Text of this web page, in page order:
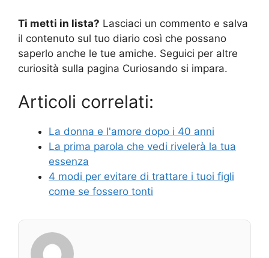
Ti metti in lista? Lasciaci un commento e salva
il contenuto sul tuo diario così che possano
saperlo anche le tue amiche. Seguici per altre
curiosità sulla pagina Curiosando si impara.
Articoli correlati:
La donna e l'amore dopo i 40 anni
La prima parola che vedi rivelerà la tua
essenza
4 modi per evitare di trattare i tuoi figli
come se fossero tonti